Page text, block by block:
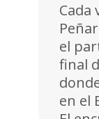
Cada
el
final
en el